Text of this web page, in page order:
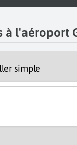
à l'aéroport
simple